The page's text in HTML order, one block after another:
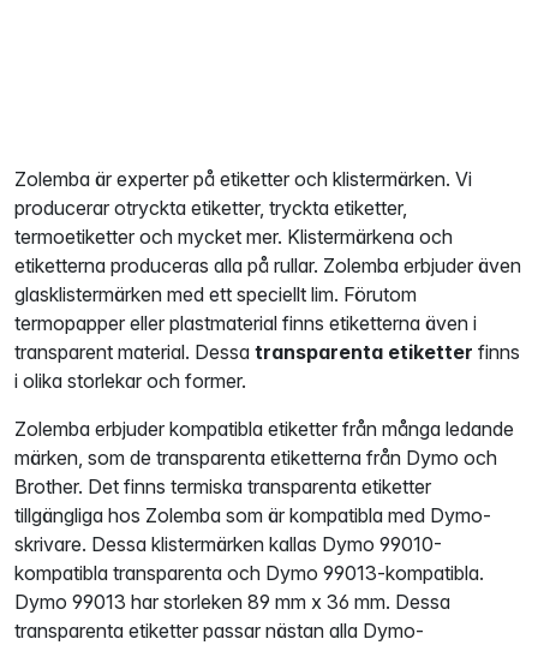
Zolemba är experter på etiketter och klistermärken. Vi
producerar otryckta etiketter, tryckta etiketter,
termoetiketter och mycket mer. Klistermärkena och
etiketterna produceras alla på rullar. Zolemba erbjuder även
glasklistermärken med ett speciellt lim. Förutom
termopapper eller plastmaterial finns etiketterna även i
transparent material. Dessa transparenta etiketter finns
i olika storlekar och former.
Zolemba erbjuder kompatibla etiketter från många ledande
märken, som de transparenta etiketterna från Dymo och
Brother. Det finns termiska transparenta etiketter
tillgängliga hos Zolemba som är kompatibla med Dymo-
skrivare. Dessa klistermärken kallas Dymo 99010-
kompatibla transparenta och Dymo 99013-kompatibla.
Dymo 99013 har storleken 89 mm x 36 mm. Dessa
transparenta etiketter passar nästan alla Dymo-